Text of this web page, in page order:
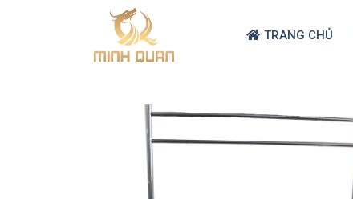
TRANG CHỦ